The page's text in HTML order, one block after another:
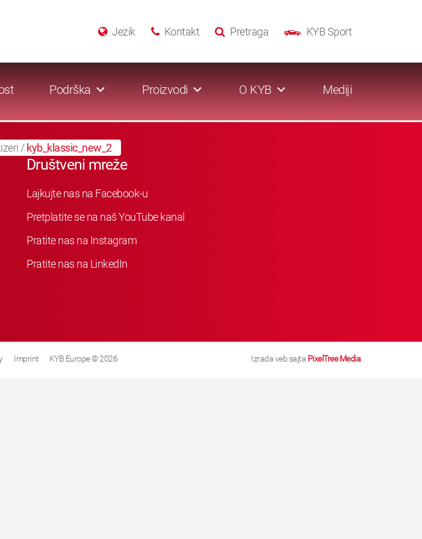
KYB Sport
Pretraga
Kontakt
Jezik
Podrška Proizvodi O KYB Mediji
/ kyb_klassic_new_2
Društveni mreže
Lajkujte nas na Facebook-u
Pretplatite se na naš YouTube kanal
Pratite nas na Instagram
Pratite nas na LinkedIn
Imprint KYB Europe © 2026 Izrada veb sajta PixelTree Media